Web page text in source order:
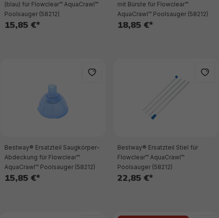
(blau) für Flowclear™ AquaCrawl™
Poolsauger (58212)
15,85 €*
mit Bürste für Flowclear™
AquaCrawl™ Poolsauger (58212)
18,85 €*
Bestway® Ersatzteil Saugkörper-
Abdeckung für Flowclear™
AquaCrawl™ Poolsauger (58212)
15,85 €*
Bestway® Ersatzteil Stiel für
Flowclear™ AquaCrawl™
Poolsauger (58212)
22,85 €*